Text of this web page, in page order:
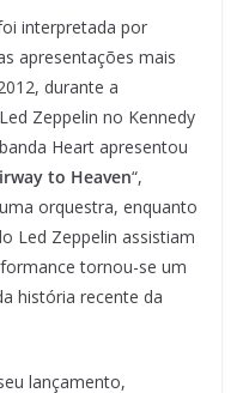
interpretada por
apresentações mais
durante a
Zeppelin no Kennedy
Heart apresentou
to Heaven“,
orquestra, enquanto
Led Zeppelin assistiam
tornou-se um
história recente da
lançamento,